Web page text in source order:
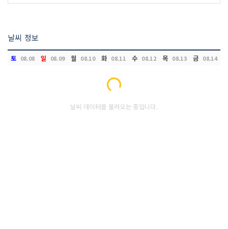
날씨 정보
토 08.08 일 08.09 월 08.10 화 08.11 수 08.12 목 08.13 금 08.14
Loading...
날씨 데이터를 불러오는 중입니다.